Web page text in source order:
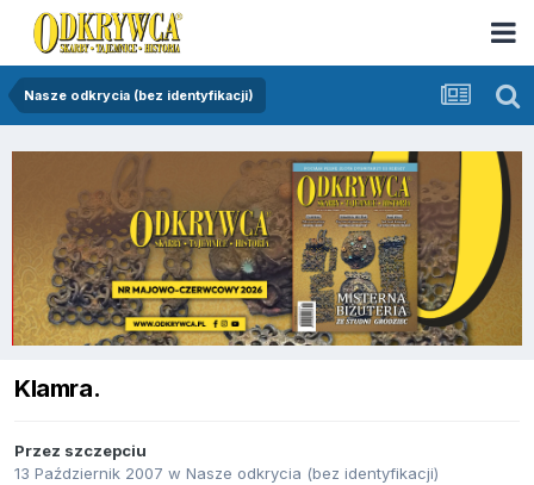
Nasze odkrycia (bez identyfikacji)
Klamra.
Przez szczepciu
13 Październik 2007 w Nasze odkrycia (bez identyfikacji)